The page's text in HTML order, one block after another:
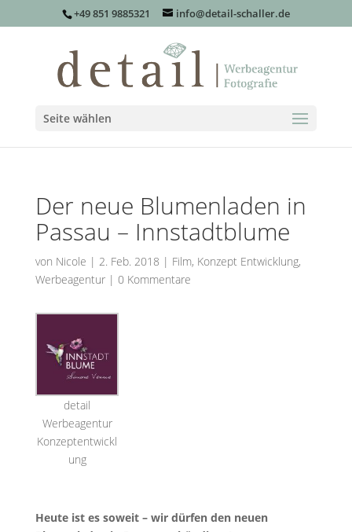
+49 851 9885321 info@detail-schaller.de
Seite wählen
Der neue Blumenladen in
Passau – Innstadtblume
von Nicole | 2. Feb. 2018 | Film, Konzept Entwicklung,
Werbeagentur| 0 Kommentare
detail
Werbeagentur
Konzeptentwickl
ung
Heute ist es soweit – wir dürfen den neuen